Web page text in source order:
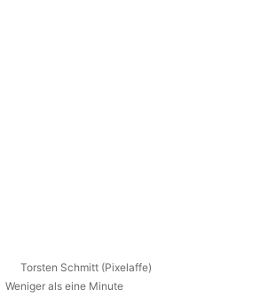
Torsten Schmitt (Pixelaffe)
Weniger als eine Minute